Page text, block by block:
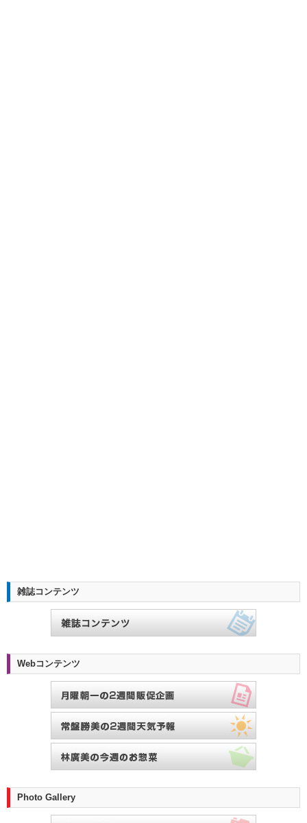
雑誌コンテンツ
Webコンテンツ
Photo Gallery